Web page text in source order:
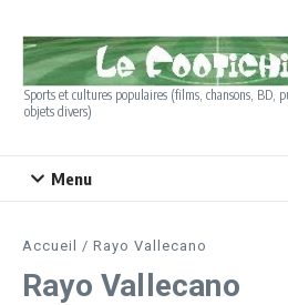
Sports et cultures populaires (films, chansons, BD,
objets divers)
Menu
Accueil / Rayo Vallecano
Rayo Vallecano